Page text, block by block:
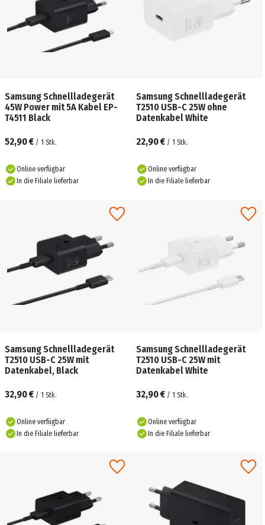
Samsung Schnellladegerät
45W Power mit 5A Kabel EP-
T4511 Black
52,90 € / 1 Stk.
Online verfügbar
In die Filiale lieferbar
Samsung Schnellladegerät
T2510 USB-C 25W ohne
Datenkabel White
22,90 € / 1 Stk.
Online verfügbar
In die Filiale lieferbar
Samsung Schnellladegerät
T2510 USB-C 25W mit
Datenkabel, Black
32,90 € / 1 Stk.
Online verfügbar
In die Filiale lieferbar
Samsung Schnellladegerät
T2510 USB-C 25W mit
Datenkabel White
32,90 € / 1 Stk.
Online verfügbar
In die Filiale lieferbar